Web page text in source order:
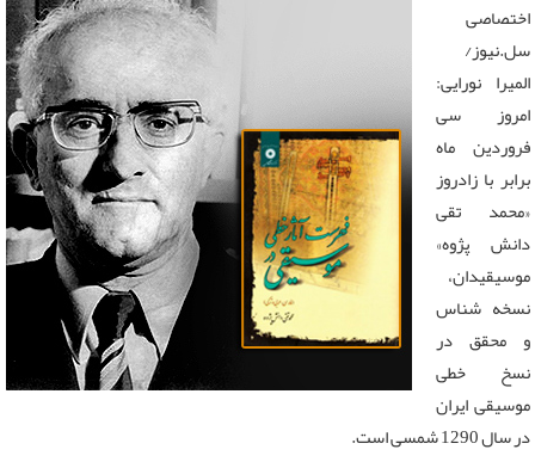
اختصاصی
سل.نیوز/
المیرا نورایی:
امروز سی
فروردین ماه
برابر با زادروز
«محمد تقی
دانش پژوه»
موسیقیدان،
نسخه شناس
و محقق در
نسخ خطی
موسیقی ایران
در سال 1290 شمسی است.